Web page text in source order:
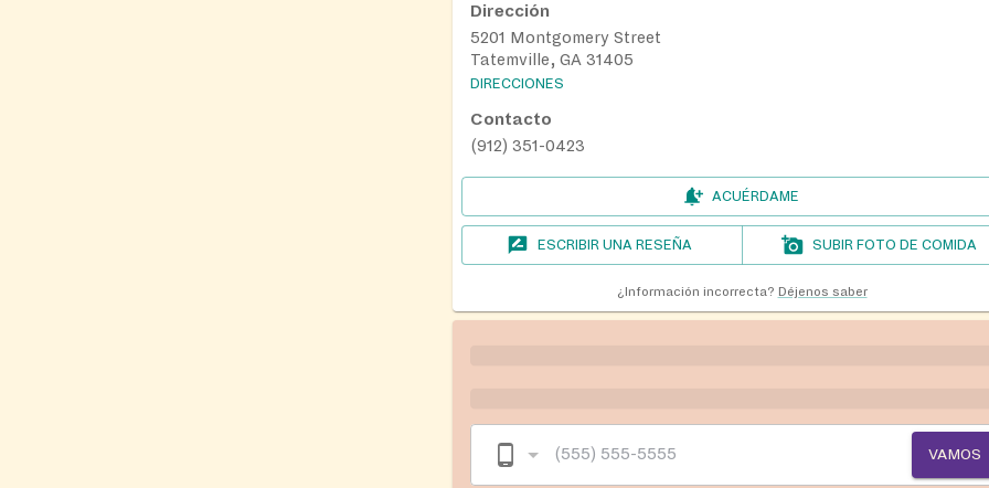
Dirección
5201 Montgomery Street
Tatemville, GA 31405
DIRECCIONES
Contacto
(912) 351-0423
ACUÉRDAME
ESCRIBIR UNA RESEÑA SUBIR FOTO DE COMIDA
¿Información incorrecta? Déjenos saber
VAMOS